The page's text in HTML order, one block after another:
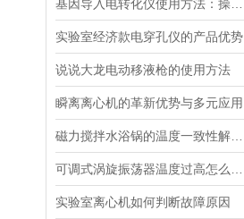
实验室经济款电穿孔仪的产品优势
说说大龙电动移液枪的使用方法
瞬离离心机的革新优势与多元应用
实验室离心机如何判断故障原因